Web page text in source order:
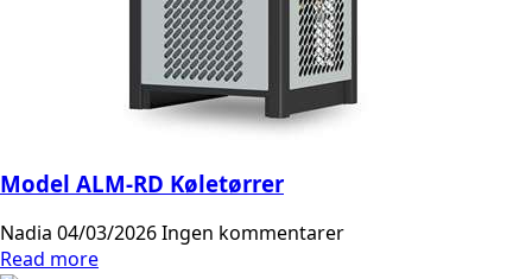
Model ALM-RD Køletørrer
Nadia 04/03/2026Ingen kommentarer
Read more